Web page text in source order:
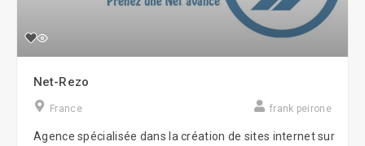
Net-Rezo
France frank peirone
Agence spécialisée dans la création de sites internet sur